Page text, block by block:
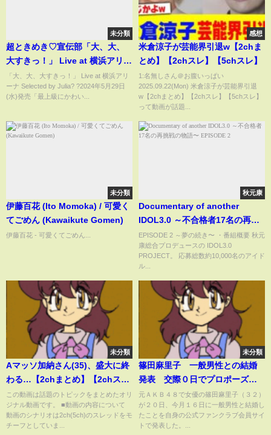
未分類
超ときめき♡宣伝部「大、大、
大すきっ！」 Live at 横浜アリー
ナ / Selected by Julia?
「大、大、大すきっ！」 Live at 横浜アリ
ーナ Selected by Julia? ?2024年5月29日
(水)発売「最上級にかわい...
感想
米倉涼子が芸能界引退w【2chま
とめ】【2chスレ】【5chスレ】
1:名無しさん＠お腹いっぱい
2025.09.22(Mon) 米倉涼子が芸能界引退
w【2chまとめ】【2chスレ】【5chスレ】
って動画が話題...
未分類
伊藤百花 (Ito Momoka) / 可愛く
てごめん (Kawaikute Gomen)
伊藤百花 - 可愛くてごめん...
秋元康
Documentary of another
IDOL3.0 ～不合格者17名の再挑
戦の物語〜 EPISODE 2
EPISODE 2 ～夢の続き〜 ・番組概要 秋元
康総合プロデュースの IDOL3.0
PROJECT。 応募総数約10,000名のアイド
ル...
未分類
Aマッソ加納さん(35)、盛大に終
わる…【2chまとめ】【2chス
レ】【5chスレ】
この動画は話題のトピックをまとめたオリ
ジナル動画です。 ■動画の内容について
動画のシナリオは2ch(5ch)のスレッドをモ
チーフとしていま...
未分類
篠田麻里子 一般男性との結婚
発表 交際０日でプロポーズ
「一生一緒にいたいと心から思
えた」
元ＡＫＢ４８で女優の篠田麻里子（３２）
が２０日、今月１６日に一般男性と結婚し
たことを自身の公式ファンクラブ会員サイ
トで発表した。...